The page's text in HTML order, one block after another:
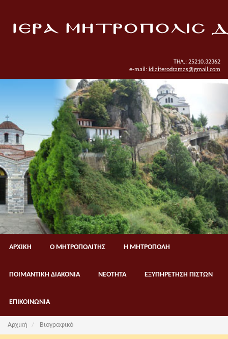
ΤΗΛ.: 25210.32362
e-mail: idiaiterodramas@gmail.com
ΑΡΧΙΚΗ Ο ΜΗΤΡΟΠΟΛΙΤΗΣ Η ΜΗΤΡΟΠΟΛΗ
ΠΟΙΜΑΝΤΙΚΗ ΔΙΑΚΟΝΙΑ ΝΕΟΤΗΤΑ ΕΞΥΠΗΡΕΤΗΣΗ ΠΙΣΤΩΝ
ΕΠΙΚΟΙΝΩΝΙΑ
Αρχική Βιογραφικό